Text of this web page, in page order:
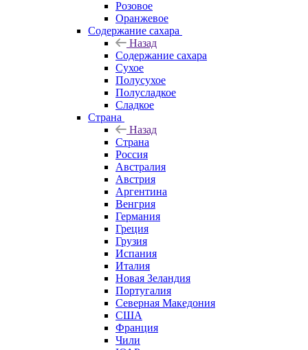
Розовое
Оранжевое
Содержание сахара
Назад
Содержание сахара
Сухое
Полусухое
Полусладкое
Сладкое
Страна
Назад
Страна
Россия
Австралия
Австрия
Аргентина
Венгрия
Германия
Греция
Грузия
Испания
Италия
Новая Зеландия
Португалия
Северная Македония
США
Франция
Чили